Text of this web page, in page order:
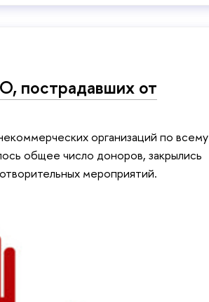
пострадавших от
организаций по всему
общее число доноров, закрылись
мероприятий.